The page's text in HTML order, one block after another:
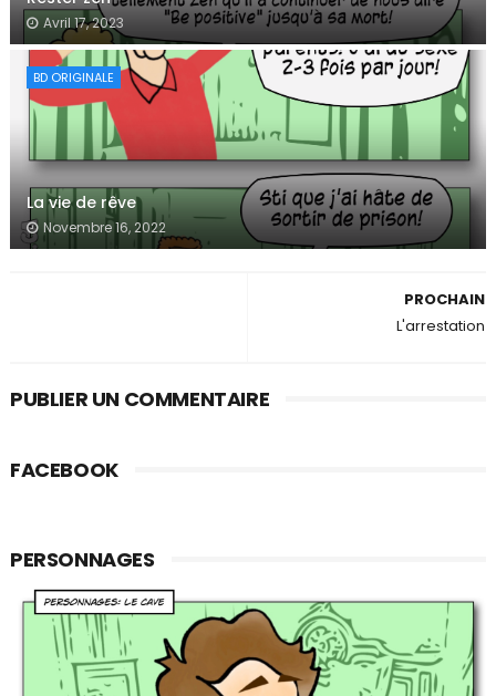
Avril 17, 2023
BD ORIGINALE
La vie de rêve
Novembre 16, 2022
PROCHAIN
L'arrestation
PUBLIER UN COMMENTAIRE
FACEBOOK
PERSONNAGES